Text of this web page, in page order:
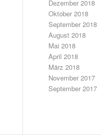
Dezember 2018
Oktober 2018
September 2018
August 2018
Mai 2018
April 2018
März 2018
November 2017
September 2017